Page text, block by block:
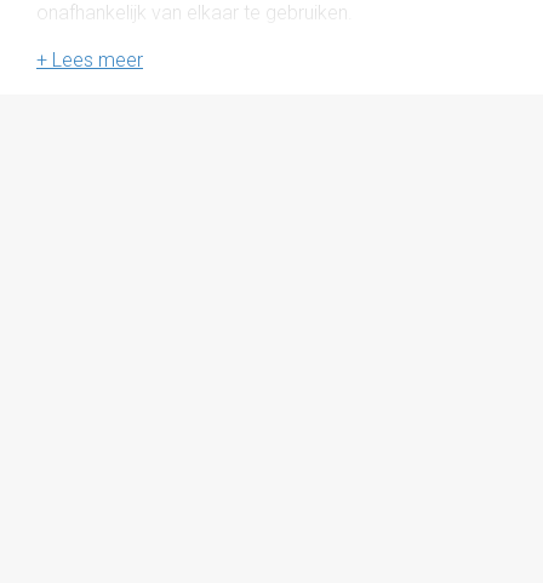
onafhankelijk van elkaar te gebruiken.
Indeling